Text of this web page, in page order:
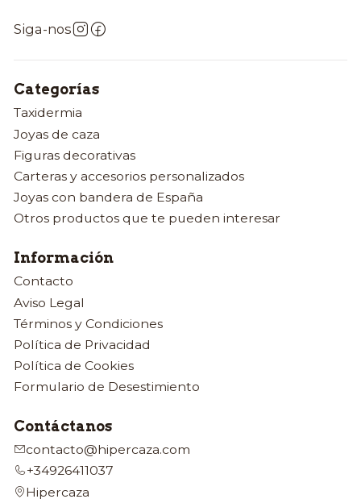
Siga-nos
Categorías
Taxidermia
Joyas de caza
Figuras decorativas
Carteras y accesorios personalizados
Joyas con bandera de España
Otros productos que te pueden interesar
Información
Contacto
Aviso Legal
Términos y Condiciones
Política de Privacidad
Política de Cookies
Formulario de Desestimiento
Contáctanos
contacto@hipercaza.com
+34926411037
Hipercaza